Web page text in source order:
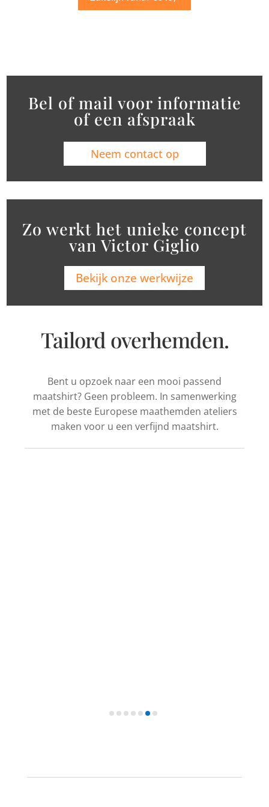
Bel of mail voor informatie
of een afspraak
Neem contact op
Zo werkt het unieke concept
van Victor Giglio
Bekijk onze werkwijze
Tailord overhemden.
Bent u opzoek naar een mooi passend
maatshirt? Geen probleem. In samenwerking
met de beste Europese maathemden ateliers
maken voor u een verfijnd maatshirt.